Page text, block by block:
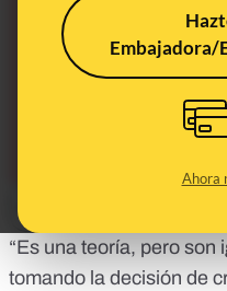
Embajadora/
Ahora
“Es una teoría, pero son
tomando la decisión de